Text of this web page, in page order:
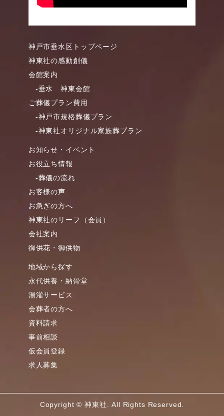
神戸市垂水区トップページ
神東社の感動創儀
会館案内
-垂水 神東会館
ご葬儀プラン費用
-神戸市規格葬儀プラン
-神東社オリジナル家族葬プラン
お知らせ・イベント
お役立ち情報
-葬儀の流れ
お客様の声
お急ぎの方へ
神東社のリーフ（会員）
会社案内
御供花・御供物
地域から探す
永代供養・納骨堂
湯灌サービス
会葬者の方へ
資料請求
事前相談
仮会員登録
求人募集
Copyright © 神東社. All Rights Reserved.